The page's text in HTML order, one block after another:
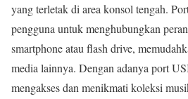
yang terletak di area konsol tengah.
pengguna untuk menghubungkan
smartphone atau flash drive,
media lainnya. Dengan adanya port
mengakses dan menikmati koleksi